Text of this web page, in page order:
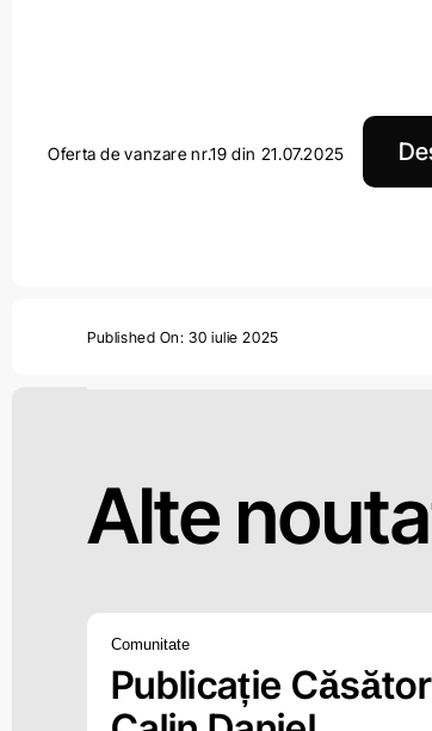
Oferta de vanzare nr.19 din 21.07.2025
Published On: 30 iulie 2025
Alte
Comunitate
Publicație